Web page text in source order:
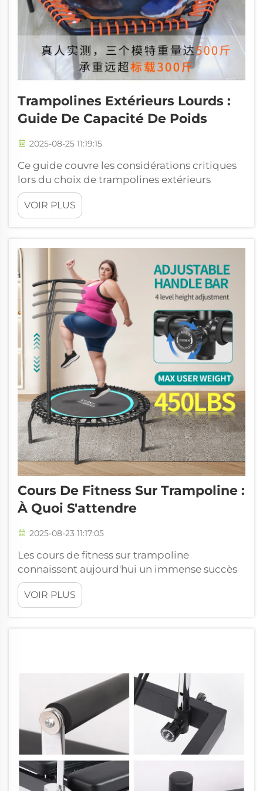
Trampolines Extérieurs Lourds :
Guide De Capacité De Poids
2025-08-25 11:19:15
Ce guide couvre les considérations critiques
lors du choix de trampolines extérieurs
lourds, en capturant des caractéristiques
telles que la limite de poids, la durabilité et
les caractéristiques de sécurité. À la fin de
capacité de poids lorsque...
VOIR PLUS
Cours De Fitness Sur Trampoline :
À Quoi S'attendre
2025-08-23 11:17:05
Les cours de fitness sur trampoline
connaissent aujourd'hui un immense succès
auprès des personnes de tous niveaux de
forme, car ils offrent une manière amusante
de rester actif physiquement. De nos jours,
VOIR PLUS